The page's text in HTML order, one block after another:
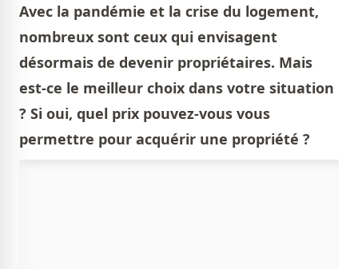
Avec la pandémie et la crise du logement,
nombreux sont ceux qui envisagent
désormais de devenir propriétaires. Mais
est-ce le meilleur choix dans votre situation
? Si oui, quel prix pouvez-vous vous
permettre pour acquérir une propriété ?